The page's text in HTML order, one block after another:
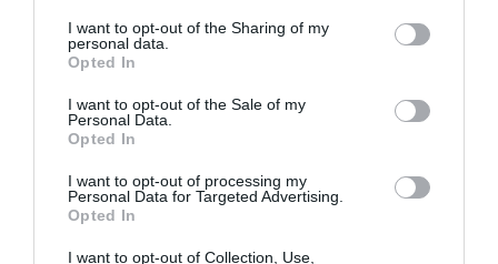
not limited to your visit or usage behaviour. You may click to
grant or deny consent to Google and its third-party tags to
use your data for below specified purposes in below Google
consent section.
I want to opt-out of the Sharing of my
personal data.
Opted In
I want to opt-out of the Sale of my
Personal Data.
Opted In
I want to opt-out of processing my
Personal Data for Targeted Advertising.
Opted In
I want to opt-out of Collection, Use,
Legfrissebb híreink
2026. augusztus 10 Promóció